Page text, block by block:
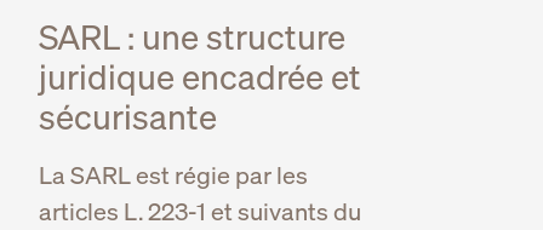
SARL : une structure
juridique encadrée et
sécurisante
La SARL est régie par les
articles L. 223-1 et suivants du